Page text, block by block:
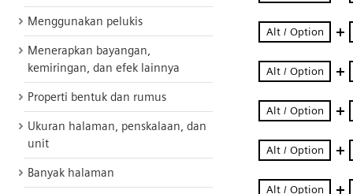
Menggunakan pelukis
Menerapkan bayangan,
kemiringan, dan efek lainnya
Properti bentuk dan rumus
Ukuran halaman, penskalaan, dan
unit
Banyak halaman